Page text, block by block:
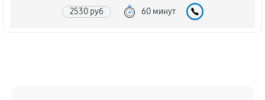
2530 руб 60 минут